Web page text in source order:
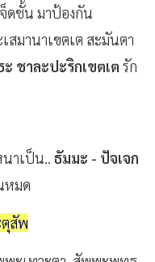
ดชั้น มาป้องกัน
สมานาเขตเต สะมันตา
ชาละปะริกเขตเต รัก
าเป็น.. ธัมมะ - ปัจเจก
หมด
สัพ